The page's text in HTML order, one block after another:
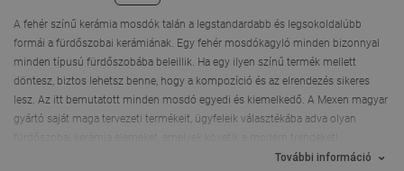
A fehér színű kerámia mosdók talán a legstandardabb és legsokoldalúbb
formái a fürdőszobai kerámiának. Egy fehér mosdókagyló minden bizonnyal
minden típusú fürdőszobába beleillik. Ha egy ilyen színű termék mellett
döntesz, biztos lehetsz benne, hogy a kompozíció és az elrendezés sikeres
lesz. Az itt bemutatott minden mosdó egyedi és kiemelkedő. A Mexen magyar
gyártó saját maga tervezeti termékeit, ügyfeleik választékába adva olyan
További információ